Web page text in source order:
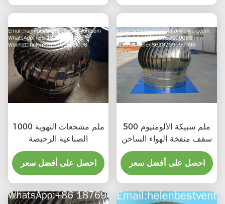
1000 ملم مشجعات التهوية
الصناعية الرخيصة
احصل على أفضل سعر
500 ملم سبيكة الألومنيوم
سقف منفخة الهواء الساخن
احصل على أفضل سعر